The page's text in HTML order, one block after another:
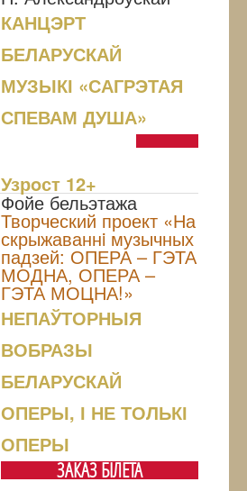
КАНЦЭРТ
БЕЛАРУСКАЙ
МУЗЫКІ «САГРЭТАЯ
СПЕВАМ ДУША»
Узрoст 12+
Фойе бельэтажа
Творческий проект «На
скрыжаваннi музычных
падзей: ОПЕРА – ГЭТА
МОДНА, ОПЕРА –
ГЭТА МОЦНА!»
НЕПАЎТОРНЫЯ
ВОБРАЗЫ
БЕЛАРУСКАЙ
ОПЕРЫ, І НЕ ТОЛЬКІ
ОПЕРЫ
ЗАКАЗ БIЛЕТА